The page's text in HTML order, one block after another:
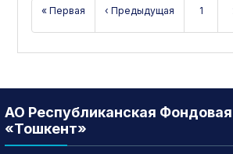
« Первая ‹ Предыдущая 1
АО Республиканская
«Тошкент»